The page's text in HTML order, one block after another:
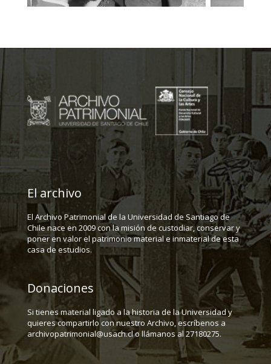
El archivo
El Archivo Patrimonial de la Universidad de Santiago de
Chile nace en 2009 con la misión de custodiar, conservar y
poner en valor el patrimonio material e inmaterial de esta
casa de estudios.
Donaciones
Si tienes material ligado a la historia de la Universidad y
quieres compartirlo con nuestro Archivo, escríbenos a
archivopatrimonial@usach.cl o llámanos al 27180275.